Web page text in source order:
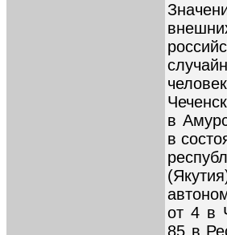
в
в
от 4 в
85 в